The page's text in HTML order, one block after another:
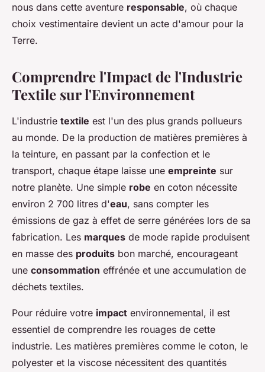
nous dans cette aventure responsable, où chaque
choix vestimentaire devient un acte d'amour pour la
Terre.
Comprendre l'Impact de l'Industrie
Textile sur l'Environnement
L'industrie textile est l'un des plus grands pollueurs
au monde. De la production de matières premières à
la teinture, en passant par la confection et le
transport, chaque étape laisse une empreinte sur
notre planète. Une simple robe en coton nécessite
environ 2 700 litres d'eau, sans compter les
émissions de gaz à effet de serre générées lors de sa
fabrication. Les marques de mode rapide produisent
en masse des produits bon marché, encourageant
une consommation effrénée et une accumulation de
déchets textiles.
Pour réduire votre impact environnemental, il est
essentiel de comprendre les rouages de cette
industrie. Les matières premières comme le coton, le
polyester et la viscose nécessitent des quantités